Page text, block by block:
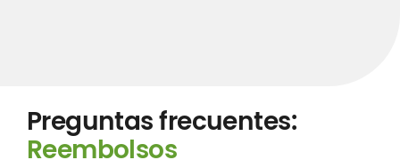
Preguntas frecuentes:
Reembolsos